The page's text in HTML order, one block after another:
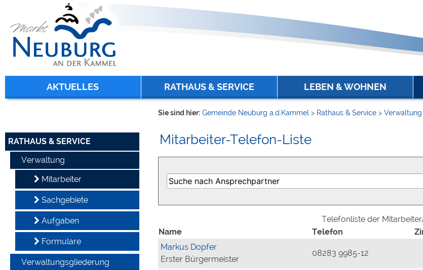
zur Navigation oder zur Startseitespringen.
AKTUELLES RATHAUS & SERVICE LEBEN & WOHNEN
RATHAUS & SERVICE
Verwaltung
Mitarbeiter
Sachgebiete
Aufgaben
Formulare
Verwaltungsgliederung
Sie sind hier: Gemeinde Neuburg a.d.Kammel > Rathaus & Service > Verwaltung
Mitarbeiter-Telefon-Liste
Telefonliste der
Name
Telefon
Markus Dopfer
Erster Bürgermeister
08283 9985-12